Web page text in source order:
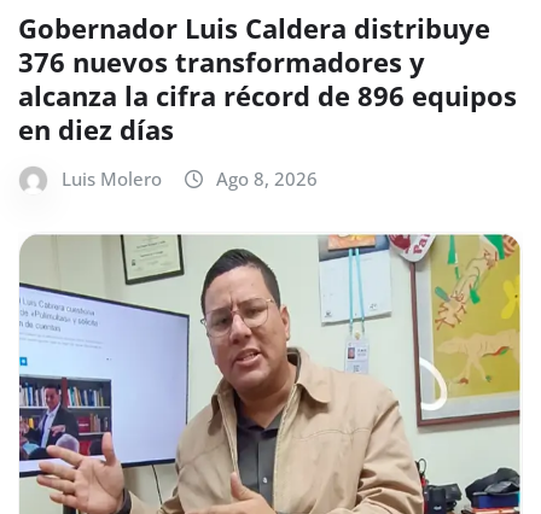
Gobernador Luis Caldera distribuye
376 nuevos transformadores y
alcanza la cifra récord de 896 equipos
en diez días
Luis Molero Ago 8, 2026